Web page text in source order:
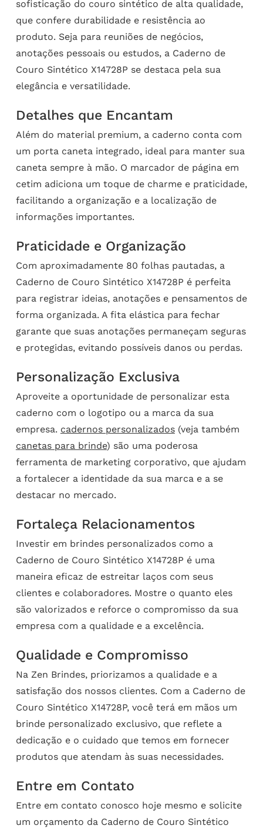
sofisticação do couro sintético de alta qualidade,
que confere durabilidade e resistência ao
produto. Seja para reuniões de negócios,
anotações pessoais ou estudos, a Caderno de
Couro Sintético X14728P se destaca pela sua
elegância e versatilidade.
Detalhes que Encantam
Além do material premium, a caderno conta com
um porta caneta integrado, ideal para manter sua
caneta sempre à mão. O marcador de página em
cetim adiciona um toque de charme e praticidade,
facilitando a organização e a localização de
informações importantes.
Praticidade e Organização
Com aproximadamente 80 folhas pautadas, a
Caderno de Couro Sintético X14728P é perfeita
para registrar ideias, anotações e pensamentos de
forma organizada. A fita elástica para fechar
garante que suas anotações permaneçam seguras
e protegidas, evitando possíveis danos ou perdas.
Personalização Exclusiva
Aproveite a oportunidade de personalizar esta
caderno com o logotipo ou a marca da sua
empresa. cadernos personalizados(veja também
canetas para brinde) são uma poderosa
ferramenta de marketing corporativo, que ajudam
a fortalecer a identidade da sua marca e a se
destacar no mercado.
Fortaleça Relacionamentos
Investir em brindes personalizados como a
Caderno de Couro Sintético X14728P é uma
maneira eficaz de estreitar laços com seus
clientes e colaboradores. Mostre o quanto eles
são valorizados e reforce o compromisso da sua
empresa com a qualidade e a excelência.
Qualidade e Compromisso
Na Zen Brindes, priorizamos a qualidade e a
satisfação dos nossos clientes. Com a Caderno de
Couro Sintético X14728P, você terá em mãos um
brinde personalizado exclusivo, que reflete a
dedicação e o cuidado que temos em fornecer
produtos que atendam às suas necessidades.
Entre em Contato
Entre em contato conosco hoje mesmo e solicite
um orçamento da Caderno de Couro Sintético